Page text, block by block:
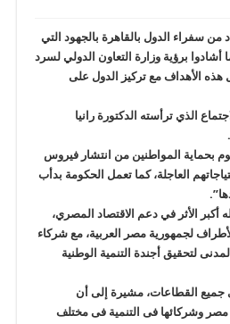
من سفراء الدول بالقاهرة بالجهود التي
برؤية وزارة التعاون الدولي لسرد
هذه الأهداف مع تركيز الدول على
الذي ترأسته الدكتورة رانيا
بحماية المواطنين من انتشار فيروس
العاجلة، كما تعمل الحكومة بدأب
أكبر الأثر في دعم الاقتصاد المصري،
لجمهورية مصر العربية، مع شركاء
لتحقيق أجندة التنمية الوطنية
جميع القطاعات، مشيرة إلى أن
مصر وشركائها فى التنمية فى مختلف